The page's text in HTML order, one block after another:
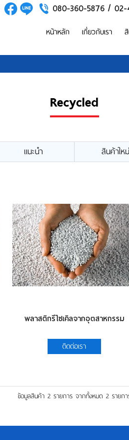
080-360-5876 /
หน้าหลัก เกี่ยวกับเรา
Recycled
แนะนำ สินค้าใหม่
พลาสติกรีไซเคิลจากอุตสาหกรรม
ติดต่อเรา
ข้อมูลสินค้า 2 รายการ จากทั้งหมด 2 รายก